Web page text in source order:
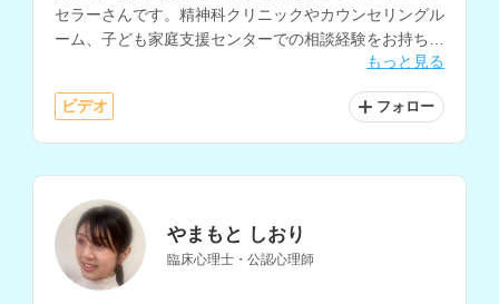
セラーさんです。精神科クリニックやカウンセリングル
ーム、子ども家庭支援センターでの相談経験をお持ち
で、トラウマ、対人・家族関係の悩みにも対応されてい
もっと見る
ビデオ フォロー
やまもと しおり
臨床心理士・公認心理師